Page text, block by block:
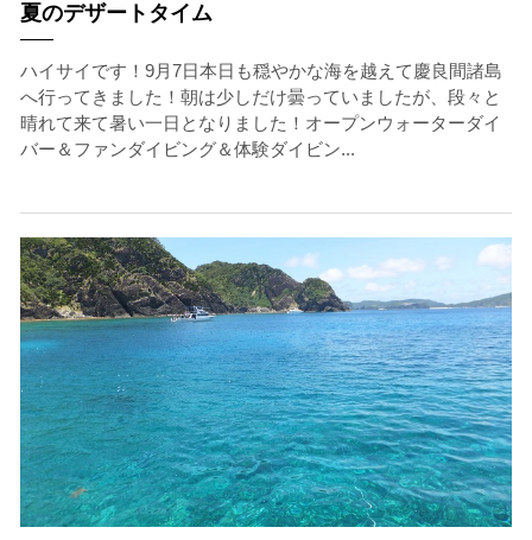
夏のデザートタイム
ハイサイです！9月7日本日も穏やかな海を越えて慶良間諸島
へ行ってきました！朝は少しだけ曇っていましたが、段々と
晴れて来て暑い一日となりました！オープンウォーターダイ
バー＆ファンダイビング＆体験ダイビン...